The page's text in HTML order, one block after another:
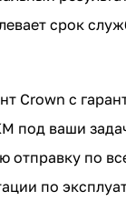
срок
Crown с
под ваши
отправку по
по